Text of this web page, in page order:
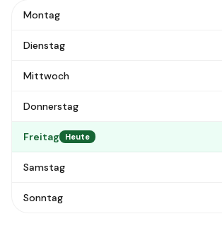
Montag
Dienstag
Mittwoch
Donnerstag
Freitag Heute
Samstag
Sonntag